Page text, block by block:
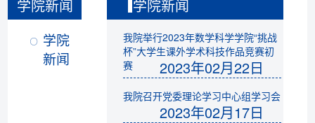
学院新闻
学院
新闻
学院新闻
我院举行2023年数学科学学院“挑战
杯”大学生课外学术科技作品竞赛初
赛
2023年02月22日
我院召开党委理论学习中心组学习会
2023年02月17日